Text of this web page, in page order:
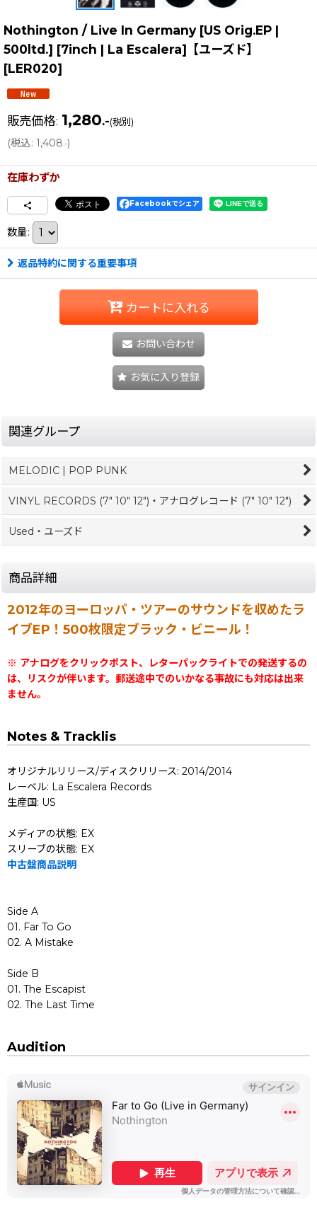
Nothington / Live In Germany [US Orig.EP |
500ltd.] [7inch | La Escalera]【ユーズド】
[LER020]
販売価格: 1,280.-(税別)
(税込: 1,408.-)
在庫わずか
Facebookでシェア
数量:
返品特約に関する重要事項
カートに入れる
お問い合わせ
お気に入り登録
関連グループ
MELODIC | POP PUNK
VINYL RECORDS (7" 10" 12")・アナログレコード (7" 10" 12")
Used・ユーズド
商品詳細
2012年のヨーロッパ・ツアーのサウンドを収めたラ
イブEP！500枚限定ブラック・ビニール！
※ アナログをクリックポスト、レターパックライトでの発送するの
は、リスクが伴います。郵送途中でのいかなる事故にも対応は出来
ません。
Notes & Tracklis
オリジナルリリース/ディスクリリース: 2014/2014
レーベル: La Escalera Records
生産国: US
メディアの状態: EX
スリーブの状態: EX
中古盤商品説明
Side A
01. Far To Go
02. A Mistake
Side B
01. The Escapist
02. The Last Time
Audition